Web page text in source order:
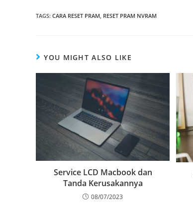
TAGS: CARA RESET PRAM RESET PRAM NVRAM
YOU MIGHT ALSO LIKE
Service LCD Macbook dan
Tanda Kerusakannya
08/07/2023